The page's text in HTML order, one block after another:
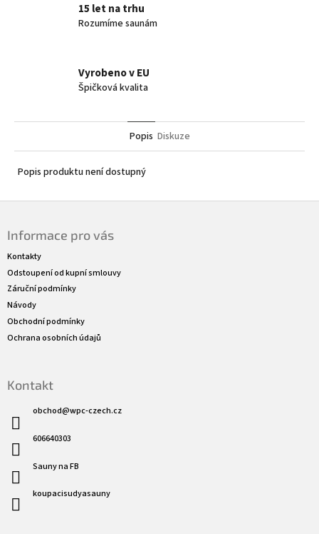
15 let na trhu
Rozumíme saunám
Vyrobeno v EU
Špičková kvalita
Popis Diskuze
Popis produktu není dostupný
Informace pro vás
Kontakty
Odstoupení od kupní smlouvy
Záruční podmínky
Návody
Obchodní podmínky
Ochrana osobních údajů
Kontakt
obchod@wpc-czech.cz
606640303
Sauny na FB
koupacisudyasauny